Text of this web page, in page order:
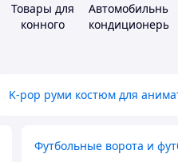
Товары для
конного
Автомобильные
кондиционеры
K-pop руми костюм для
Футбольные ворота и